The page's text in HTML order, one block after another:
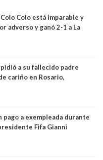
Colo está imparable y
adverso y ganó 2-1 a La
a su fallecido padre
cariño en Rosario,
pago a exempleada durante
Fifa Gianni